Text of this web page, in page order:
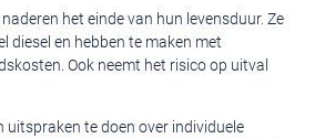
het einde van hun levensduur. Ze
diesel en hebben te maken met
Ook neemt het risico op uitval
uitspraken te doen over individuele